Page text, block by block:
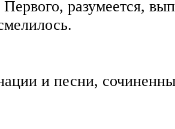
Первого, разумеется,
и песни,